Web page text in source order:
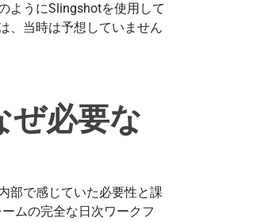
ようにSlingshotを使用して
、当時は予想していません
ぜ必要な
部で感じていた必要性と課
ムの完全な日次ワークフ